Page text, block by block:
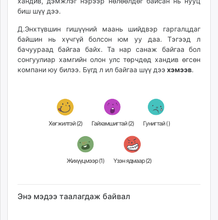
биш шүү дээ.
Д.Энхтүвшин гишүүний маань шийдвэр гаргалцдаг
байшин нь хүчгүй болсон юм уу даа. Тэгээд л
бачуураад байгаа байх. Та нар санаж байгаа бол
сонгуулиар хамгийн олон улс төрчдөд хандив өгсөн
компани юу билээ. Бүгд л ил байгаа шүү дээ хэмээв.
Хөгжилтэй (2) Гайхамшигтай (2) Гунигтай ()
Жихүүцмээр (1) Үзэн ядмаар (2)
Энэ мэдээ таалагдаж байвал